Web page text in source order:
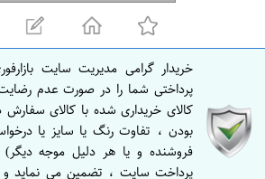
خریدار گرامی مدیریت سایت
پرداختی شما را در صورت عدم
کالای خریداری شده با کالای
بودن ، تفاوت رنگ یا سایز یا
فروشنده و یا هر دلیل موجه
پرداخت سایت ، تضمین می نماید و